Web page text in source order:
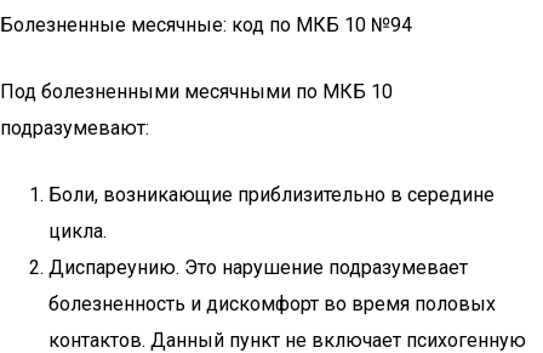
Болезненные месячные: код по МКБ 10 №94
Под болезненными месячными по МКБ 10
подразумевают:
Боли, возникающие приблизительно в середине
цикла.
Диспареунию. Это нарушение подразумевает
болезненность и дискомфорт во время половых
контактов. Данный пункт не включает психогенную